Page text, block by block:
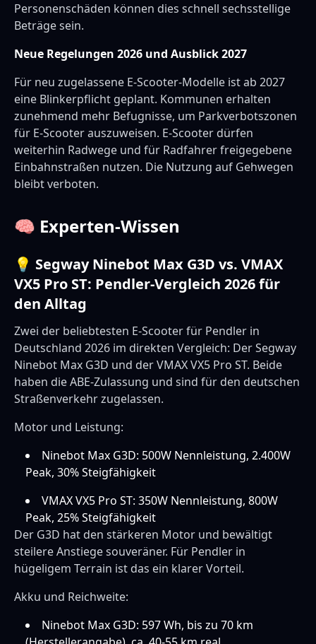
Personenschäden können dies schnell sechsstellige
Beträge sein.
Neue Regelungen 2026 und Ausblick 2027
Für neu zugelassene E-Scooter-Modelle ist ab 2027
eine Blinkerpflicht geplant. Kommunen erhalten
zunehmend mehr Befugnisse, um Parkverbotszonen
für E-Scooter auszuweisen. E-Scooter dürfen
weiterhin Radwege und für Radfahrer freigegebene
Einbahnstraßen nutzen. Die Nutzung auf Gehwegen
bleibt verboten.
🧠 Experten-Wissen
💡 Segway Ninebot Max G3D vs. VMAX
VX5 Pro ST: Pendler-Vergleich 2026 für
den Alltag
Zwei der beliebtesten E-Scooter für Pendler in
Deutschland 2026 im direkten Vergleich: Der Segway
Ninebot Max G3D und der VMAX VX5 Pro ST. Beide
haben die ABE-Zulassung und sind für den deutschen
Straßenverkehr zugelassen.
Motor und Leistung:
Ninebot Max G3D: 500W Nennleistung, 2.400W
Peak, 30% Steigfähigkeit
VMAX VX5 Pro ST: 350W Nennleistung, 800W
Peak, 25% Steigfähigkeit
Der G3D hat den stärkeren Motor und bewältigt
steilere Anstiege souveräner. Für Pendler in
hügeligem Terrain ist das ein klarer Vorteil.
Akku und Reichweite:
Ninebot Max G3D: 597 Wh, bis zu 70 km